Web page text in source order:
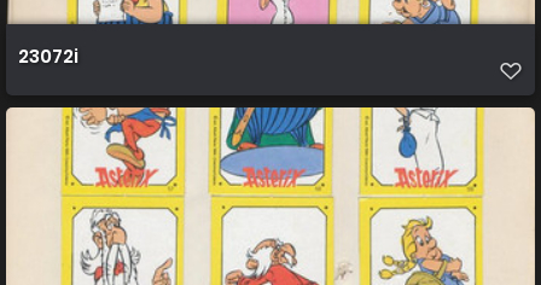
23072i